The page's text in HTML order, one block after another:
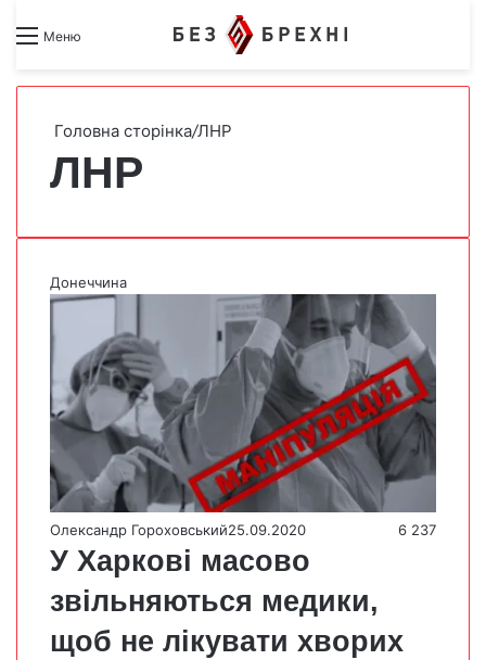
Меню Search forSwitch skin
Головна сторінка/ЛНР
ЛНР
Донеччина
Олександр Гороховський25.09.2020 6 237
У Харкові масово
звільняються медики,
щоб не лікувати хворих